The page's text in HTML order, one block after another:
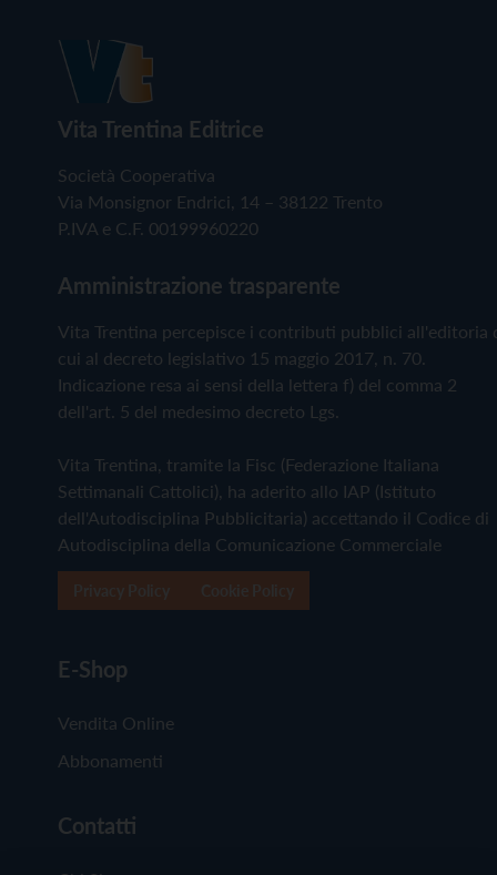
Vita Trentina Editrice
Società Cooperativa
Via Monsignor Endrici, 14 – 38122 Trento
P.IVA e C.F. 00199960220
Amministrazione trasparente
Vita Trentina percepisce i contributi pubblici all'editoria
cui al decreto legislativo 15 maggio 2017, n. 70.
Indicazione resa ai sensi della lettera f) del comma 2
dell'art. 5 del medesimo decreto Lgs.
Vita Trentina, tramite la Fisc (Federazione Italiana
Settimanali Cattolici), ha aderito allo IAP (Istituto
dell'Autodisciplina Pubblicitaria) accettando il Codice di
Autodisciplina della Comunicazione Commerciale
E-Shop
Vendita Online
Abbonamenti
Contatti